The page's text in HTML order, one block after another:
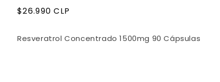
Precio
$26.990 CLP
Resveratrol Concentrado 1500mg 90 Cápsulas